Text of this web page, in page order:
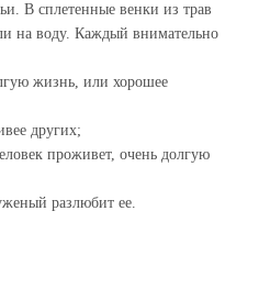
В сплетенные венки из трав
на воду. Каждый внимательно
жизнь, или хорошее
других;
проживет, очень долгую
разлюбит ее.